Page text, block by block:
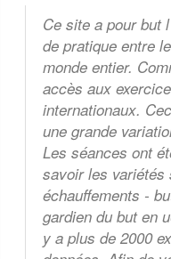
Ce site a pour but
de pratique entre
monde entier.
accès aux
internationaux.
une grande
Les séances ont
savoir les variétés
échauffements -
gardien du but en
y a plus de 2000